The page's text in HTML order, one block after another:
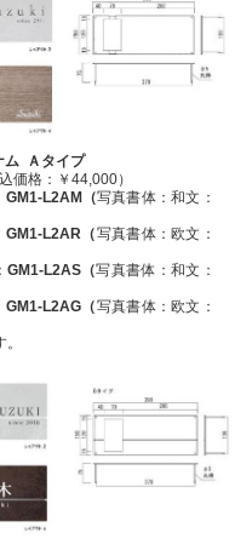
ム Ａタイプ
格：￥44,000）
GM1-L2AM（写真書体：和文：
GM1-L2AR （写真書体：欧文：
GM1-L2AS（写真書体：和文：
GM1-L2AG （写真書体：欧文：